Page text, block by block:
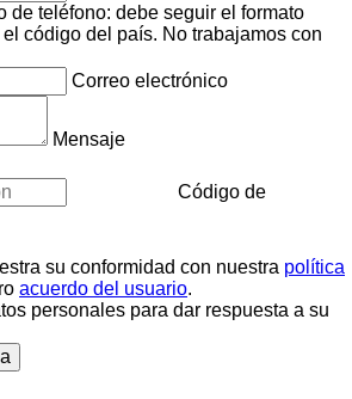
de teléfono: debe seguir el formato
código del país. No trabajamos con
Correo electrónico
Mensaje
Código de
su conformidad con nuestra política
acuerdo del usuario.
personales para dar respuesta a su